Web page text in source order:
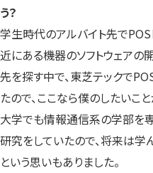
う？
学生時代のアルバイト先で
近にある機器のソフトウェアの
先を探す中で、東芝テックで
たので、ここなら僕のしたいこ
大学でも情報通信系の学部を専
研究をしていたので、将来は学
という思いもありました。